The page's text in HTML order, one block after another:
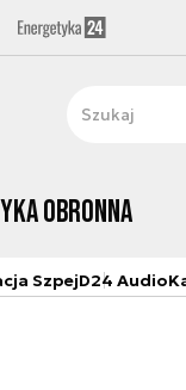
obronna
SzpejD24 Audio